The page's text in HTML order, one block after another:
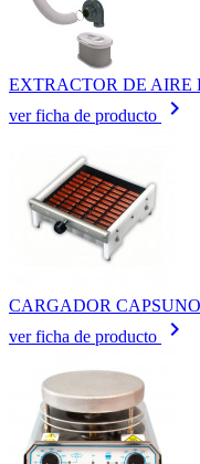
EXTRACTOR DE
ver ficha de producto
keyboard_arrow_right
CARGADOR
ver ficha de producto
keyboard_arrow_right